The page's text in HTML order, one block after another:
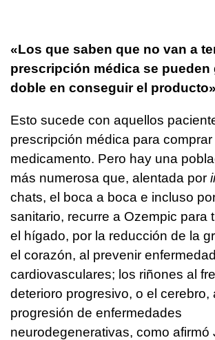
«Los que saben que no van a
prescripción médica se pueden
doble en conseguir el producto»
Esto sucede con aquellos
prescripción médica para comprar
medicamento. Pero hay una
más numerosa que, alentada por
chats, el boca a boca e incluso
sanitario, recurre a Ozempic para
el hígado, por la reducción de la
el corazón, al prevenir
cardiovasculares; los riñones al
deterioro progresivo, o el cerebro,
progresión de enfermedades
neurodegenerativas, como afirmó